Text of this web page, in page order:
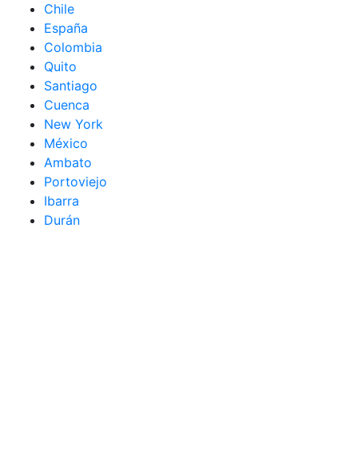
Chile
España
Colombia
Quito
Santiago
Cuenca
New York
México
Ambato
Portoviejo
Ibarra
Durán